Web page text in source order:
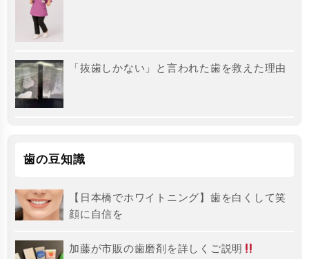
「抜歯しかない」と言われた歯を救えた理由
歯の豆知識
【日本橋でホワイトニング】歯を白くして笑
顔に自信を
加藤が市販の歯磨剤を詳しくご説明